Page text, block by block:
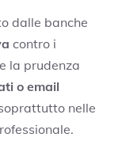
dalle banche
contro i
la prudenza
o email
nelle